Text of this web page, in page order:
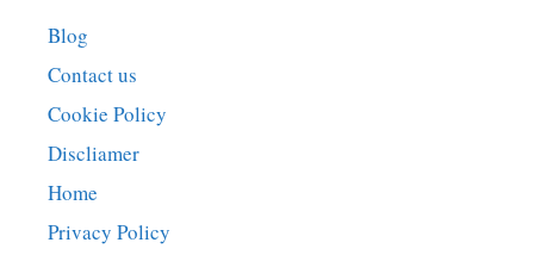
Blog
Contact us
Cookie Policy
Discliamer
Home
Privacy Policy